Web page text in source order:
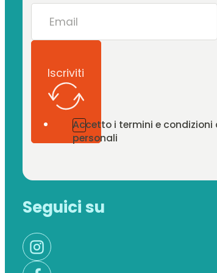
Iscriviti
Accetto i termini e
personali
Seguici su